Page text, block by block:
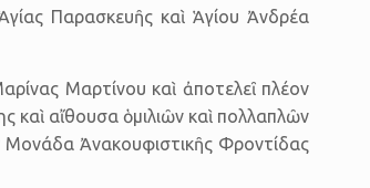
Παρασκευῆς καὶ Ἁγίου Ἀνδρέα
Μαρτίνου καὶ ἀποτελεῖ πλέον
καὶ αἴθουσα ὁμιλιῶν καὶ πολλαπλῶν
Μονάδα Ἀνακουφιστικῆς Φροντίδας